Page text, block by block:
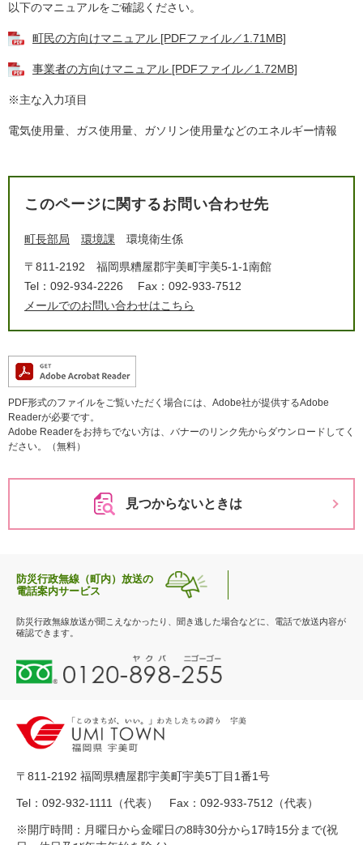
以下のマニュアルをご確認ください。
町民の方向けマニュアル [PDFファイル／1.71MB]
事業者の方向けマニュアル [PDFファイル／1.72MB]
※主な入力項目
電気使用量、ガス使用量、ガソリン使用量などのエネルギー情報
このページに関するお問い合わせ先
町長部局 環境課 環境衛生係
〒811-2192
福岡県糟屋郡宇美町宇美5-1-1南館
Tel：092-934-2226
Fax：092-933-7512
メールでのお問い合わせはこちら
PDF形式のファイルをご覧いただく場合には、Adobe社が提供するAdobe
Readerが必要です。
Adobe Readerをお持ちでない方は、バナーのリンク先からダウンロードしてく
ださい。（無料）
見つからないときは
防災行政無線（町内）放送の
電話案内サービス
防災行政無線放送が聞こえなかったり、聞き逃した場合などに、電話で放送内容が
確認できます。
0
1
-
8
-
5
〒811-2192 福岡県糟屋郡宇美町宇美5丁目1番1号
Tel：092-932-1111（代表） Fax：092-933-7512（代表）
※開庁時間：月曜日から金曜日の8時30分から17時15分まで(祝